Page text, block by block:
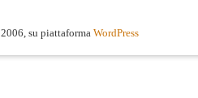
2006, su piattaforma WordPress